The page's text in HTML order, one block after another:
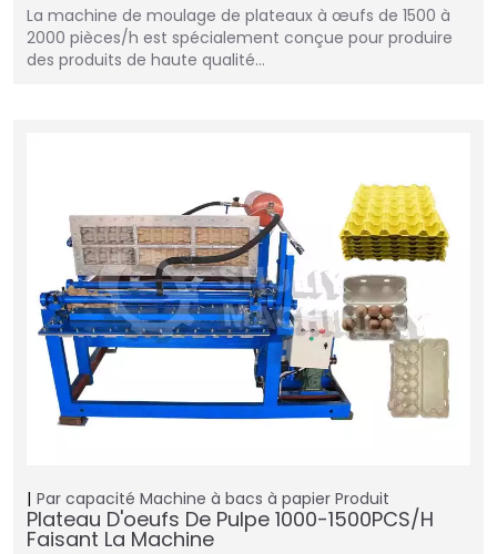
La machine de moulage de plateaux à œufs de 1500 à
2000 pièces/h est spécialement conçue pour produire
des produits de haute qualité…
Par capacité Machine à bacs à papier Produit
Plateau D'oeufs De Pulpe 1000-1500PCS/H
Faisant La Machine